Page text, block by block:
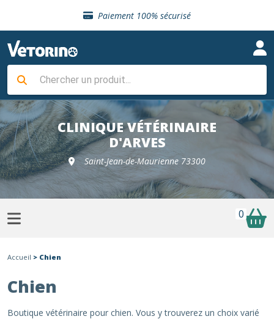
Paiement 100% sécurisé
Livraison gratuite en clinique vétérinaire
Sélection de croquettes vétérinaire
Livraison gratuite en clinique vétérinaire
Retour gratuit en clinique
Sélection de croquettes vétérinaire
CLINIQUE VÉTÉRINAIRE
D'ARVES
Saint-Jean-de-Maurienne 73300
0
Accueil > Chien
Chien
Boutique vétérinaire pour chien. Vous y trouverez un choix varié